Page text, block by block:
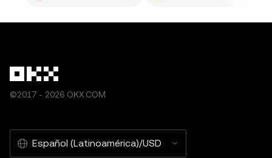
©2017 - 2026 OKX.COM
Español (Latinoamérica)/USD